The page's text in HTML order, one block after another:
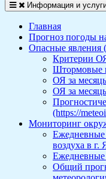
Информация и
Главная
Прогноз погоды
Опасные явления
Критерии
Штормовые
ОЯ за
ОЯ за
(https://
Мониторинг
Ежедневные
воздуха в г.
Ежедневные
Общий